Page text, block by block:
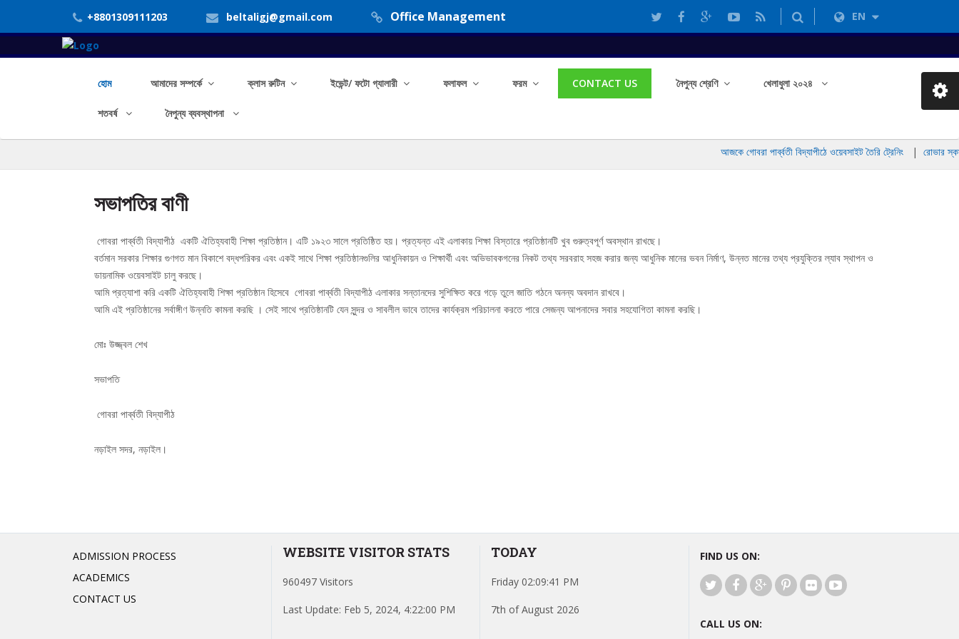
+8801309111203 beltaligj@gmail.com Office Management EN
হোম আমাদের সম্পর্কে ক্লাস রুটিন ইভেন্ট/ ফটো গ্যালারী ফলাফল ফরম CONTACT US নৈপুন্য শ্রেণি খেলাধুলা ২০২৪
শতবর্ষ নৈপুন্য ব্যবস্থাপনা
আজকে গোবরা পার্ব্বতী বিদ্যাপীঠে ওয়েবসাইট তৈরি ট্রেনিং| রোভার
সভাপতির বাণী
গোবরা পার্ব্বতী বিদ্যাপীঠ একটি ঐতিহ্যবাহী শিক্ষা প্রতিষ্ঠান। এটি ১৯২৩ সালে প্রতিষ্ঠিত হয়। প্রত্যন্ত এই এলাকায় শিক্ষা বিস্তারে প্রতিষ্ঠানটি খুব গুরুত্বপূর্ণ অবস্থান রাখছে।
বর্তমান সরকার শিক্ষার গুণগত মান বিকাশে বদ্ধপরিকর এবং একই সাথে শিক্ষা প্রতিষ্ঠানগুলির আধুনিকায়ন ও শিক্ষার্থী এবং অভিভাবকগনের নিকট তথ্য সরবরাহ সহজ করার জন্য আধুনিক মানের ভবন নির্মাণ, উন্নত মানের তথ্য প্রযুক্তির ল্যাব স্থাপন ও
ডায়নামিক ওয়েবসাইট চালু করছে।
আমি প্রত্যাশা করি একটি ঐতিহ্যবাহী শিক্ষা প্রতিষ্ঠান হিসেবে গোবরা পার্ব্বতী বিদ্যাপীঠ এলাকার সন্তানদের সুশিক্ষিত করে গড়ে তুলে জাতি গঠনে অনন্য অবদান রাখবে।
আমি এই প্রতিষ্ঠানের সর্বাঙ্গীণ উন্নতি কামনা করছি । সেই সাথে প্রতিষ্ঠানটি যেন সুন্দর ও সাবলীল ভাবে তাদের কার্যক্রম পরিচালনা করতে পারে সেজন্য আপনাদের সবার সহযোগিতা কামনা করছি।
মোঃ উজ্জ্বল শেখ
সভাপতি
গোবরা পার্ব্বতী বিদ্যাপীঠ
নড়াইল সদর, নড়াইল।
ADMISSION PROCESS
ACADEMICS
CONTACT US
WEBSITE VISITOR STATS
960497 Visitors
Last Update: Feb 5, 2024, 4:22:00 PM
TODAY
Friday 02:09:41 PM
7th of August 2026
FIND US ON:
CALL US ON: